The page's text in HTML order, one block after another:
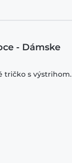
- Dámske
tričko s výstrihom.